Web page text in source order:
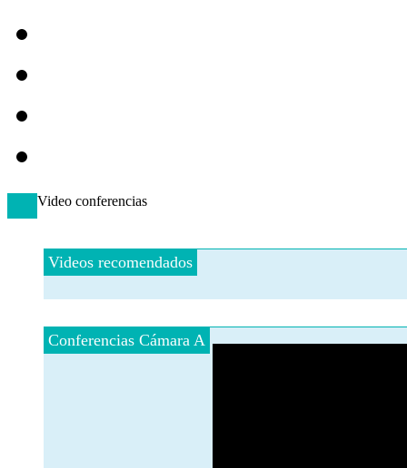
Video conferencias
Videos recomendados
Conferencias Cámara A